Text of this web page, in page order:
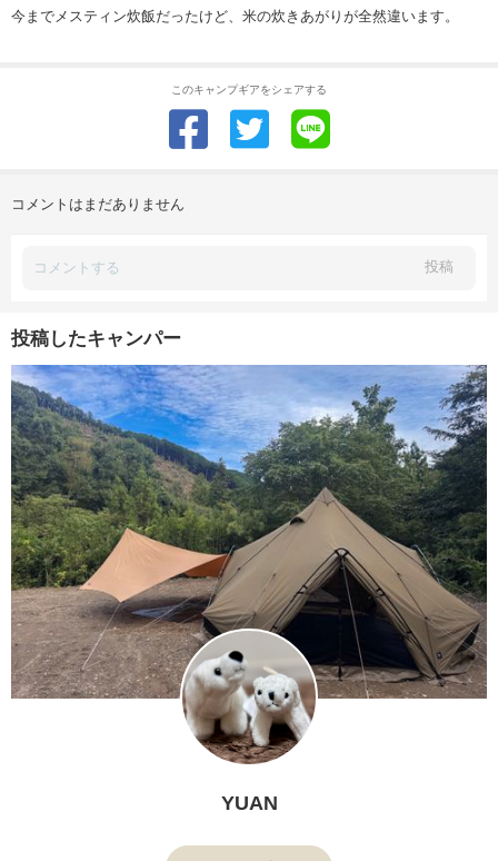
今までメスティン炊飯だったけど、米の炊きあがりが全然違います。
このキャンプギアをシェアする
コメントはまだありません
投稿
投稿したキャンパー
YUAN